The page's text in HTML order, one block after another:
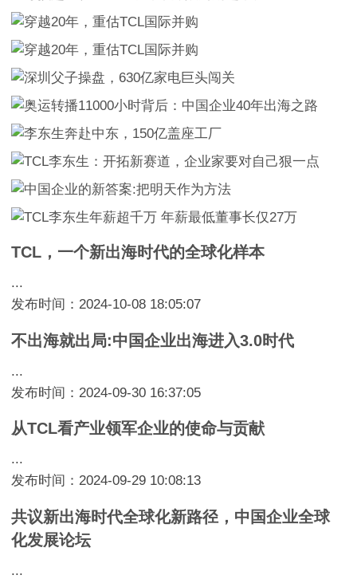
TCL，一个新出海时代的全球化样本
...
发布时间：2024-10-08 18:05:07
不出海就出局:中国企业出海进入3.0时代
...
发布时间：2024-09-30 16:37:05
从TCL看产业领军企业的使命与贡献
...
发布时间：2024-09-29 10:08:13
共议新出海时代全球化新路径，中国企业全球
化发展论坛
...